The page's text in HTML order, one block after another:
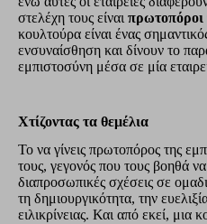
στελέχη τους είναι πρωτοπόροι
κουλτούρα είναι ένας
ενσυναίσθηση και δίνουν το
εμπιστοσύνη μέσα σε μία
Χτίζοντας τα θεμέλια
Το να γίνεις πρωτοπόρος της
τους, γεγονός που τους βοηθά
διαπροσωπικές σχέσεις σε
τη δημιουργικότητα, την
ειλικρίνειας. Και από εκεί,